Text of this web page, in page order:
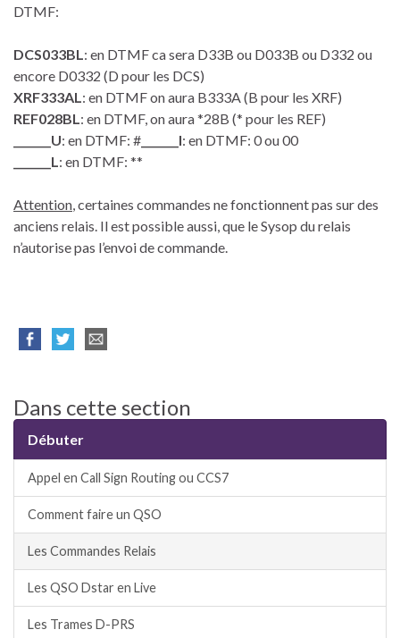
DTMF:
DCS033BL: en DTMF ca sera D33B ou D033B ou D332 ou
encore D0332 (D pour les DCS)
XRF333AL: en DTMF on aura B333A (B pour les XRF)
REF028BL: en DTMF, on aura *28B (* pour les REF)
_______U: en DTMF: # _______I: en DTMF: 0 ou 00
_______L: en DTMF: **
Attention, certaines commandes ne fonctionnent pas sur des
anciens relais. Il est possible aussi, que le Sysop du relais
n’autorise pas l’envoi de commande.
Dans cette section
Débuter
Appel en Call Sign Routing ou CCS7
Comment faire un QSO
Les Commandes Relais
Les QSO Dstar en Live
Les Trames D-PRS